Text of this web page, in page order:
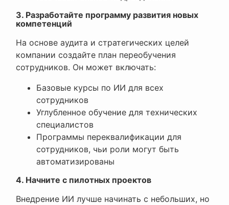
3. Разработайте программу развития новых
компетенций
На основе аудита и стратегических целей
компании создайте план переобучения
сотрудников. Он может включать:
Базовые курсы по ИИ для всех
сотрудников
Углубленное обучение для технических
специалистов
Программы переквалификации для
сотрудников, чьи роли могут быть
автоматизированы
4. Начните с пилотных проектов
Внедрение ИИ лучше начинать с небольших, но